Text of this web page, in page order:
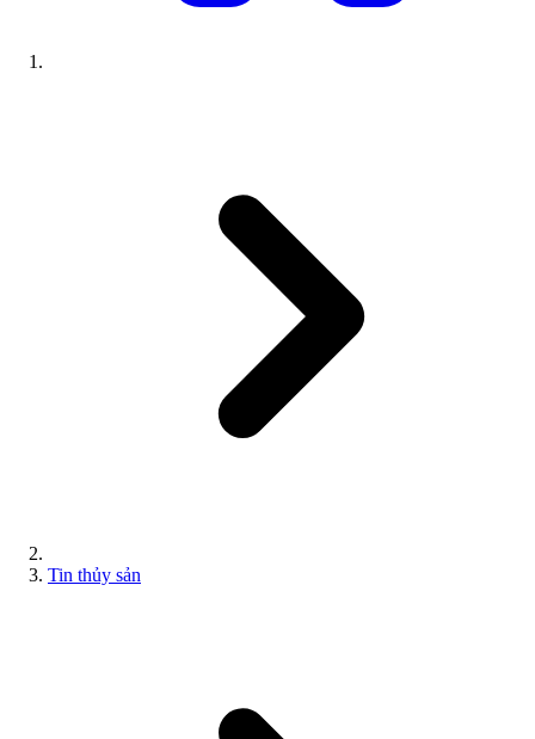
Tin thủy sản